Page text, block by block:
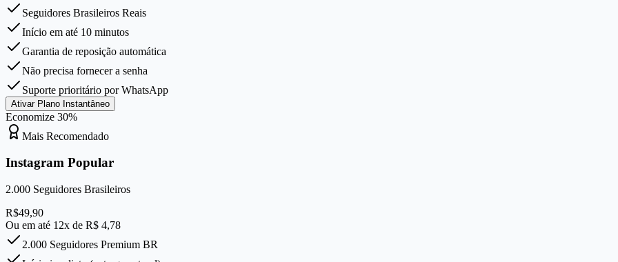
Seguidores Brasileiros Reais
Início em até 10 minutos
Garantia de reposição automática
Não precisa fornecer a senha
Suporte prioritário por WhatsApp
Ativar Plano Instantâneo
Economize 30%
Mais Recomendado
Instagram Popular
2.000 Seguidores Brasileiros
R$49,90
Ou em até 12x de R$ 4,78
2.000 Seguidores Premium BR